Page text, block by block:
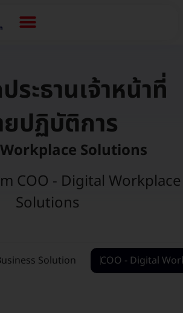
ระธานเจ้าหน้าที่
ปฏิบัติการ
Solutions
COO - Digital Workplace
Solutions
Solution COO - Digital